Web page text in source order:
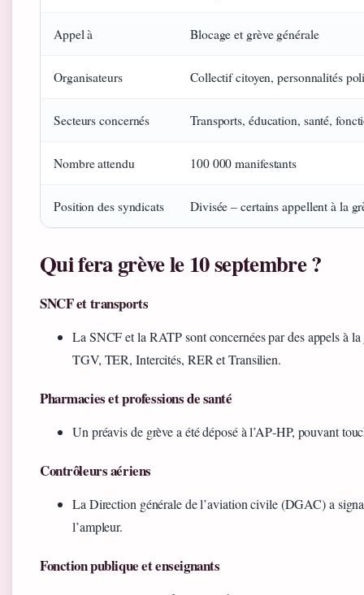
Appel à Blocage et grève générale
Organisateurs Collectif citoyen, personnalités
Secteurs concernés Transports, éducation, santé,
Nombre attendu 100 000 manifestants
Position des syndicats Divisée – certains appellent à la
Qui fera grève le 10 septembre ?
SNCF et transports
La SNCF et la RATP sont concernées par des appels à
TGV, TER, Intercités, RER et Transilien.
Pharmacies et professions de santé
Un préavis de grève a été déposé à l’AP‑HP, pouvant
Contrôleurs aériens
La Direction générale de l’aviation civile (DGAC) a
l’ampleur.
Fonction publique et enseignants